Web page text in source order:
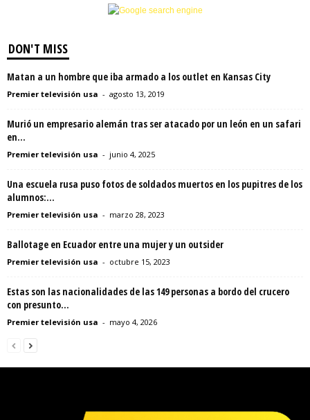
DON'T MISS
Matan a un hombre que iba armado a los outlet en Kansas City
Premier televisión usa - agosto 13, 2019
Murió un empresario alemán tras ser atacado por un león en un safari
en...
Premier televisión usa - junio 4, 2025
Una escuela rusa puso fotos de soldados muertos en los pupitres de los
alumnos:...
Premier televisión usa - marzo 28, 2023
Ballotage en Ecuador entre una mujer y un outsider
Premier televisión usa - octubre 15, 2023
Estas son las nacionalidades de las 149 personas a bordo del crucero
con presunto...
Premier televisión usa - mayo 4, 2026